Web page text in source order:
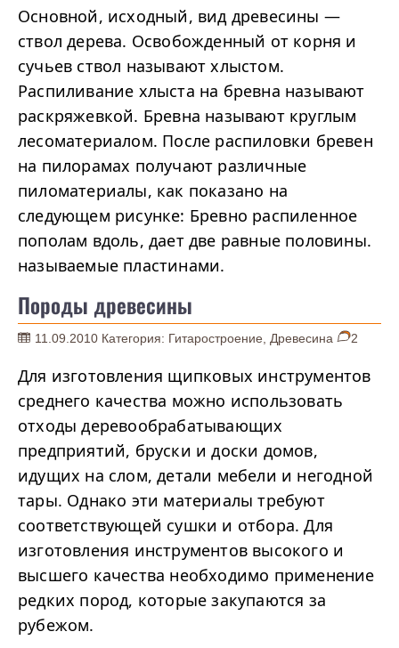
Основной, исходный, вид древесины —
ствол дерева. Освобожденный от корня и
сучьев ствол называют хлыстом.
Распиливание хлыста на бревна называют
раскряжевкой. Бревна называют круглым
лесоматериалом. После распиловки бревен
на пилорамах получают различные
пиломатериалы, как показано на
следующем рисунке: Бревно распиленное
пополам вдоль, дает две равные половины.
называемые пластинами.
Породы древесины
11.09.2010 Категория: Гитаростроение Древесина 2
Для изготовления щипковых инструментов
среднего качества можно использовать
отходы деревообрабатывающих
предприятий, бруски и доски домов,
идущих на слом, детали мебели и негодной
тары. Однако эти материалы требуют
соответствующей сушки и отбора. Для
изготовления инструментов высокого и
высшего качества необходимо применение
редких пород, которые закупаются за
рубежом.